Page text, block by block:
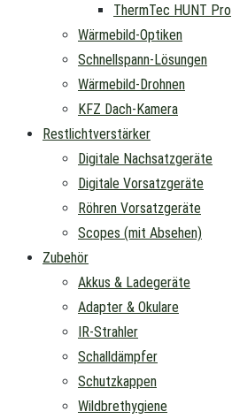
ThermTec HUNT Pro
Wärmebild-Optiken
Schnellspann-Lösungen
Wärmebild-Drohnen
KFZ Dach-Kamera
Restlichtverstärker
Digitale Nachsatzgeräte
Digitale Vorsatzgeräte
Röhren Vorsatzgeräte
Scopes (mit Absehen)
Zubehör
Akkus & Ladegeräte
Adapter & Okulare
IR-Strahler
Schalldämpfer
Schutzkappen
Wildbrethygiene